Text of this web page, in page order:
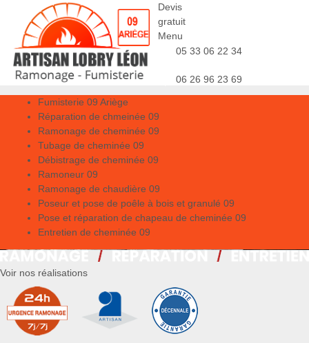
Devis
gratuit
Menu
05 33 06 22 34
06 26 96 23 69
Fumisterie 09 Ariège
Réparation de chmeinée 09
Ramonage de cheminée 09
Tubage de cheminée 09
Débistrage de cheminée 09
Ramoneur 09
Ramonage de chaudière 09
Poseur et pose de poêle à bois et granulé 09
Pose et réparation de chapeau de cheminée 09
Entretien de cheminée 09
Voir nos réalisations